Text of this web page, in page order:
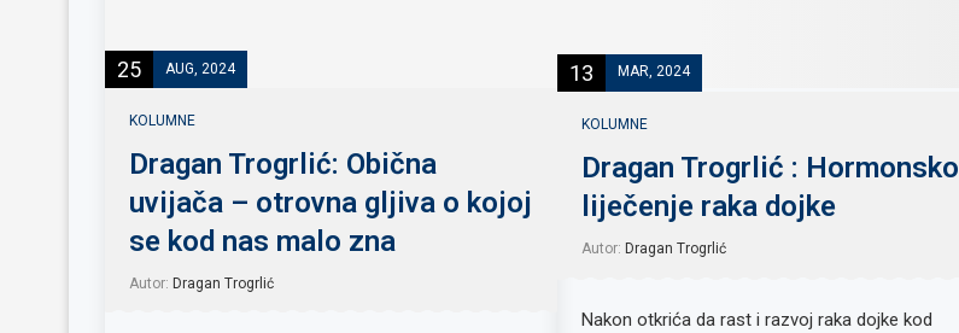
25 AUG, 2024
KOLUMNE
Dragan Trogrlić: Obična
uvijača – otrovna gljiva o kojoj
se kod nas malo zna
Autor: Dragan Trogrlić
13 MAR, 2024
KOLUMNE
Dragan Trogrlić : Hormonsko
liječenje raka dojke
Autor: Dragan Trogrlić
Nakon otkrića da rast i razvoj raka dojke kod